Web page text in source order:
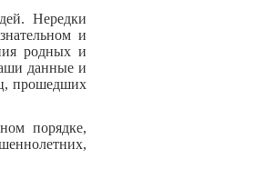
Нередки
и
родных и
данные и
прошедших
порядке,